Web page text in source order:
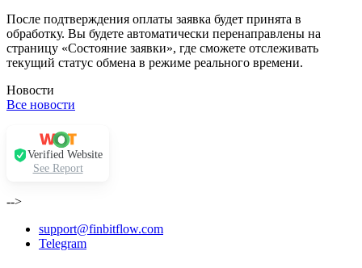
После подтверждения оплаты заявка будет принята в
обработку. Вы будете автоматически перенаправлены на
страницу «Состояние заявки», где сможете отслеживать
текущий статус обмена в режиме реального времени.
Новости
Все новости
Verified Website
See Report
-->
support@finbitflow.com
Telegram